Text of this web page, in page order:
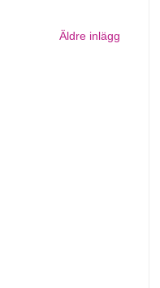
Äldre inlägg